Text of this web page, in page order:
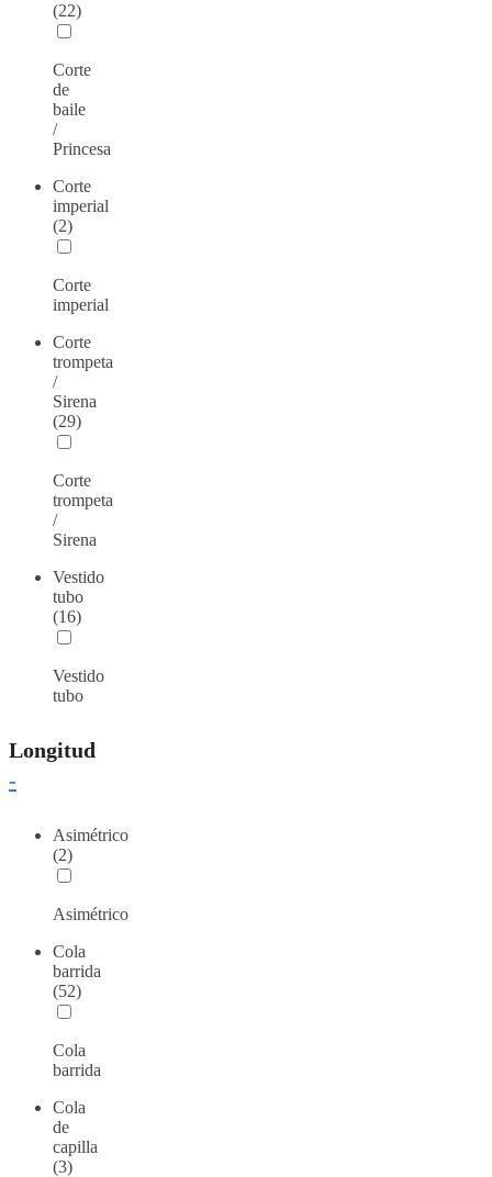
(22)
Corte
de
baile
/
Princesa
Corte
imperial
(2)
Corte
imperial
Corte
trompeta
/
Sirena
(29)
Corte
trompeta
/
Sirena
Vestido
tubo
(16)
Vestido
tubo
Longitud
-
Asimétrico
(2)
Asimétrico
Cola
barrida
(52)
Cola
barrida
Cola
de
capilla
(3)